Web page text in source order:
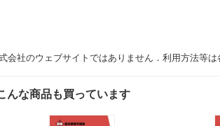
会社のウェブサイトではありません．利用方法等は
んな商品も買っています